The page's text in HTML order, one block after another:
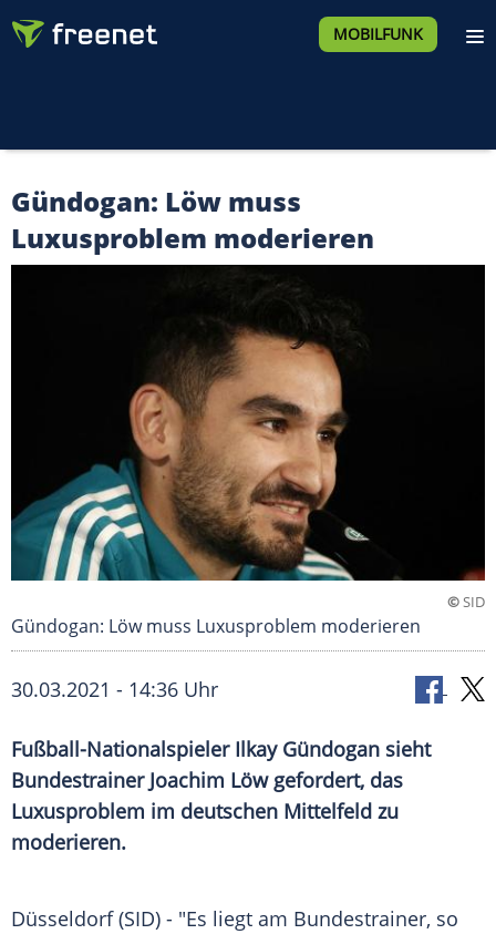
MOBILFUNK
Gündogan: Löw muss
Luxusproblem moderieren
©SID
Gündogan: Löw muss Luxusproblem moderieren
30.03.2021 - 14:36 Uhr
Fußball-Nationalspieler Ilkay Gündogan sieht
Bundestrainer Joachim Löwgefordert, das
Luxusproblem im deutschen Mittelfeld zu
moderieren.
Düsseldorf(SID) - "Es liegt am Bundestrainer, so